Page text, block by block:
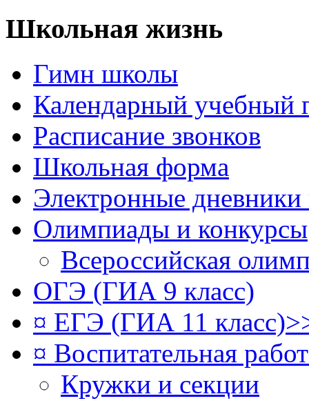
Школьная жизнь
Гимн школы
Календарный учебный
Расписание звонков
Школьная форма
Электронные
Олимпиады и конкурсы
Всероссийская
ОГЭ (ГИА 9 класс)
¤ ЕГЭ (ГИА 11
¤ Воспитательная
Кружки и секции